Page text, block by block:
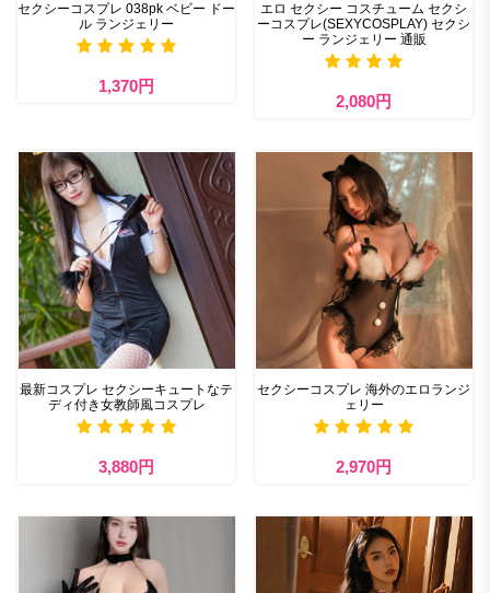
セクシーコスプレ 038pk ベビー ドー
ル ランジェリー
1,370円
エロ セクシー コスチューム セクシ
ーコスプレ(SEXYCOSPLAY) セクシ
ー ランジェリー 通販
2,080円
最新コスプレ セクシーキュートなテ
ディ付き女教師風コスプレ
3,880円
セクシーコスプレ 海外のエロランジ
ェリー
2,970円